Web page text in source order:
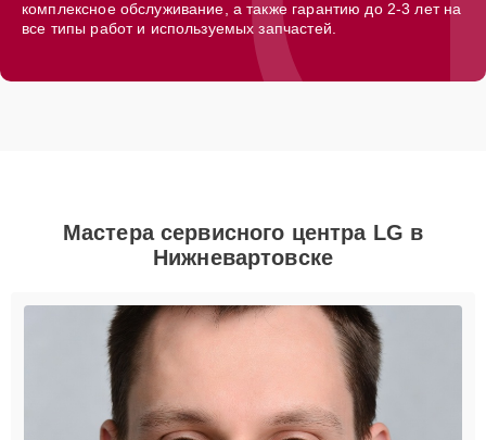
комплексное обслуживание, а также гарантию до 2-3 лет на
все типы работ и используемых запчастей.
Мастера сервисного центра LG в
Нижневартовске